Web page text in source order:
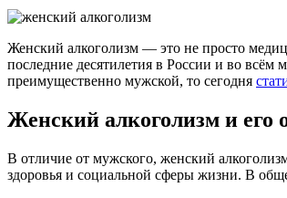
Женский алкоголизм — это не просто
последние десятилетия в России и во всём
преимущественно мужской, то сегодня
Женский алкоголизм и его
В отличие от мужского, женский
здоровья и социальной сферы жизни. В